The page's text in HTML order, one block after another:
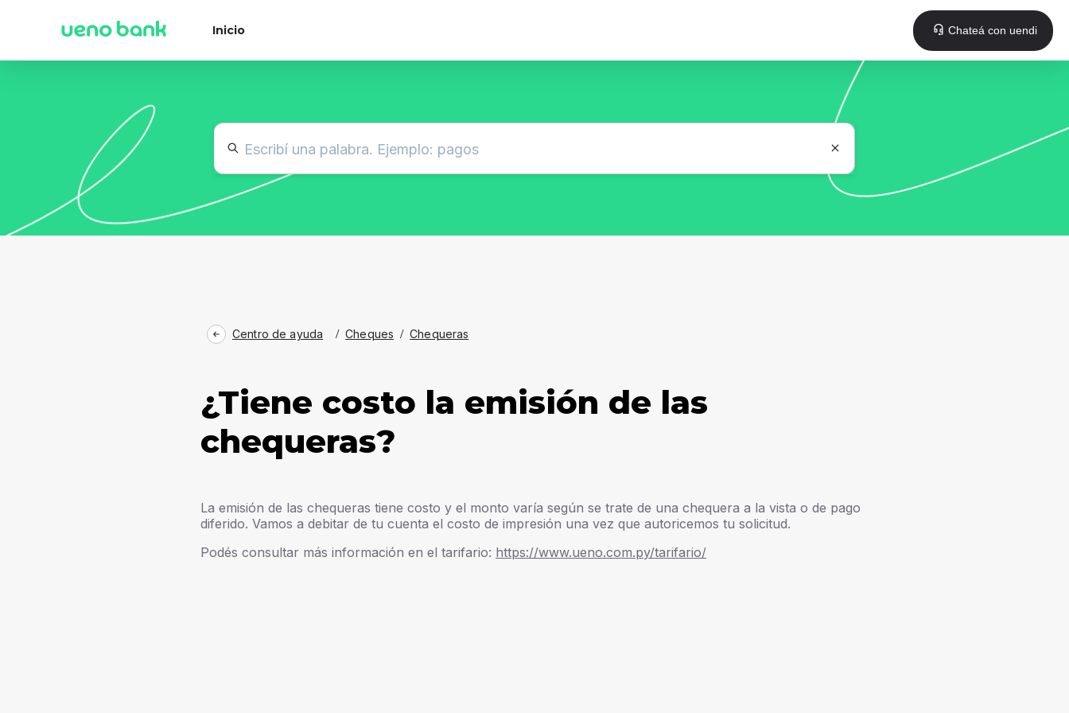
Inicio Chateá con uendi
Centro de ayuda / Cheques / Chequeras
¿Tiene costo la emisión de las
chequeras?
La emisión de las chequeras tiene costo y el monto varía según se trate de una chequera a la vista o de pago
diferido. Vamos a debitar de tu cuenta el costo de impresión una vez que autoricemos tu solicitud.
Podés consultar más información en el tarifario: https://www.ueno.com.py/tarifario/